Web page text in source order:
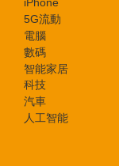
iPhone
5G流動
電腦
數碼
智能家居
科技
汽車
人工智能